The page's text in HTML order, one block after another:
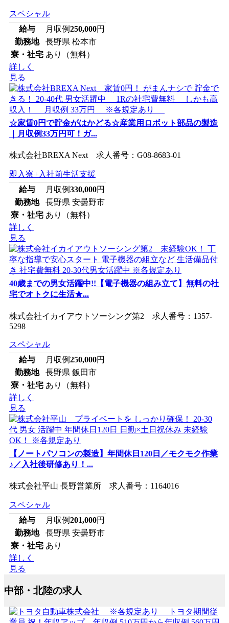
スペシャル
給与
月収例250,000円
勤務地
長野県 松本市
寮・社宅 あり（無料）
詳しく
見る
☆家賃0円で貯金がはかどる☆産業用ロボット部品の製造
｜月収例33万円可！ガ...
株式会社BREXA Next 求人番号：G08-8683-01
即入寮+入社前生活支援
給与
月収例330,000円
勤務地
長野県 安曇野市
寮・社宅 あり（無料）
詳しく
見る
40歳までの男女活躍中!!【電子機器の組み立て】無料の社
宅でオトクに生活★...
株式会社イカイアウトソーシング第2 求人番号：1357-
5298
スペシャル
給与
月収例250,000円
勤務地
長野県 飯田市
寮・社宅 あり（無料）
詳しく
見る
【ノートパソコンの製造】年間休日120日／モクモク作業
♪／入社後研修あり！...
株式会社平山 長野営業所 求人番号：1164016
スペシャル
給与
月収例201,000円
勤務地
長野県 安曇野市
寮・社宅 あり
詳しく
見る
中部・北陸の求人